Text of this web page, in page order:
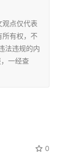
观点仅代表
所有权，不
法违规的内
一经查
0